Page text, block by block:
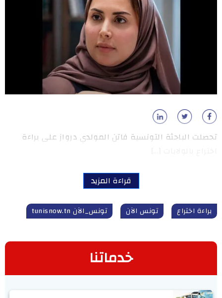
تحصلت الباحثة التونسية فاتن المولدي درواز على براءة
قراءة المزيد
براءة اختراع تونس الآن تونس_الآن tunisnow.tn
خدماتنا